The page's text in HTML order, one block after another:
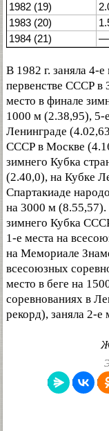
1982 (19)
1983 (20)
1984 (21)
—
В 1982 г. заняла 4-
первенстве СССР
место в финале
1000 м (2.38,95), 5-
Ленинграде
СССР в Москве
зимнего Кубка
(2.40,0), на Кубке
Спартакиаде
на 3000 м
зимнего Кубка
1-е места на
на Мемориале
всесоюзных
место в беге на
соревнованиях в
рекорд), заняла 2-